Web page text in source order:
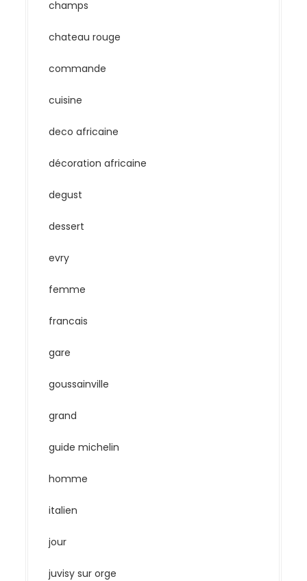
champs
chateau rouge
commande
cuisine
deco africaine
décoration africaine
degust
dessert
evry
femme
francais
gare
goussainville
grand
guide michelin
homme
italien
jour
juvisy sur orge